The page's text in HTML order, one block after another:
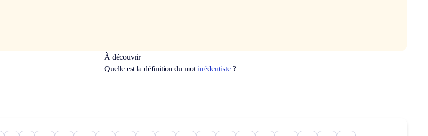
À découvrir
Quelle est la définition du mot irrédentiste?